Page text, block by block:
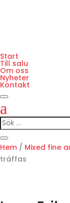
Start
Till salu
Om oss
Nyheter
Kontakt
Hem / Mixed fine
träffas